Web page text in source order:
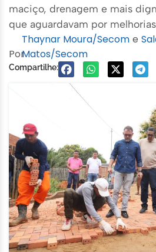
maciço, drenagem e mais
que aguardavam por melhorias
Por
Thaynar Moura/Secom e
Matos/Secom
Compartilhe: